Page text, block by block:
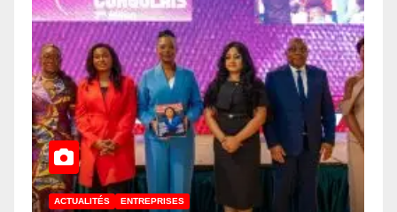
ACTUALITÉS ENTREPRISES